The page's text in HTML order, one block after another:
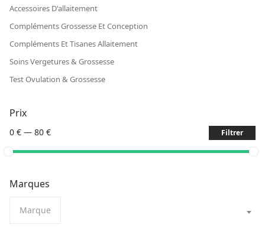
Accessoires D'allaitement
Compléments Grossesse Et Conception
Compléments Et Tisanes Allaitement
Soins Vergetures & Grossesse
Test Ovulation & Grossesse
Prix
0 € — 80 € Filtrer
Marques
Marque